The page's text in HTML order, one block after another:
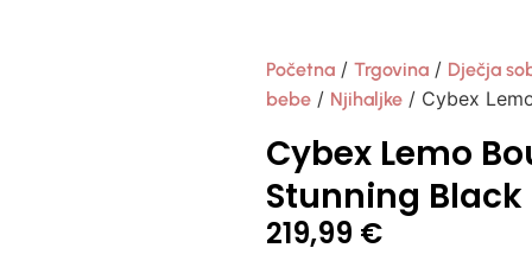
Početna / Trgovina / Dječja
bebe / Njihaljke / Cybex
Cybex Lemo
Stunning Black
219,99 €